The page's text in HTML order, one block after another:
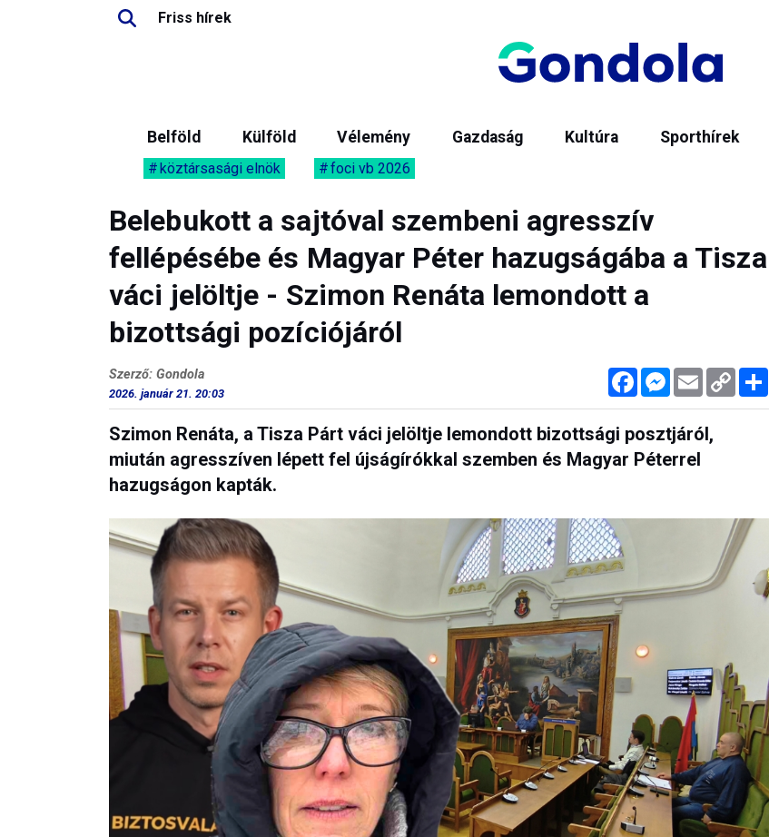
Friss hírek
Belföld Külföld Vélemény Gazdaság Kultúra Sporthírek
köztársasági elnök foci vb 2026
Belebukott a sajtóval szembeni agresszív
fellépésébe és Magyar Péter hazugságába a Tisza
váci jelöltje - Szimon Renáta lemondott a
bizottsági pozíciójáról
FacebookMessenger
Email Copy
Link
Szerző: Gondola
2026. január 21. 20:03
Szimon Renáta, a Tisza Párt váci jelöltje lemondott bizottsági posztjáról,
miután agresszíven lépett fel újságírókkal szemben és Magyar Péterrel
hazugságon kapták.